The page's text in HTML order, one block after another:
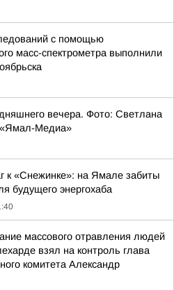
с помощью
масс-спектрометра выполнили
вечера. Фото: Светлана
«Ямал-Медиа»
к «Снежинке»: на Ямале забиты
будущего энергохаба
массового отравления людей
взял на контроль глава
комитета Александр